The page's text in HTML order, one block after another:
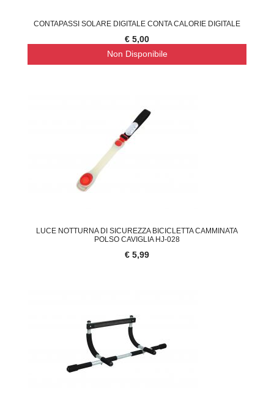
CONTAPASSI SOLARE DIGITALE CONTA CALORIE DIGITALE
€ 5,00
Non Disponibile
LUCE NOTTURNA DI SICUREZZA BICICLETTA CAMMINATA
POLSO CAVIGLIA HJ-028
€ 5,99